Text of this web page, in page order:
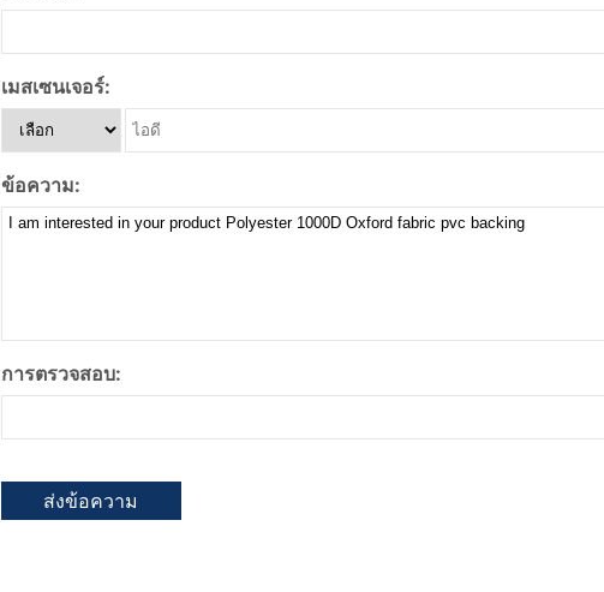
เมสเซนเจอร์:
ข้อความ:
การตรวจสอบ: